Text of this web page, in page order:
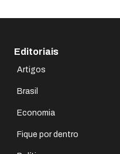
Editoriais
Artigos
Brasil
Economia
Fique por dentro